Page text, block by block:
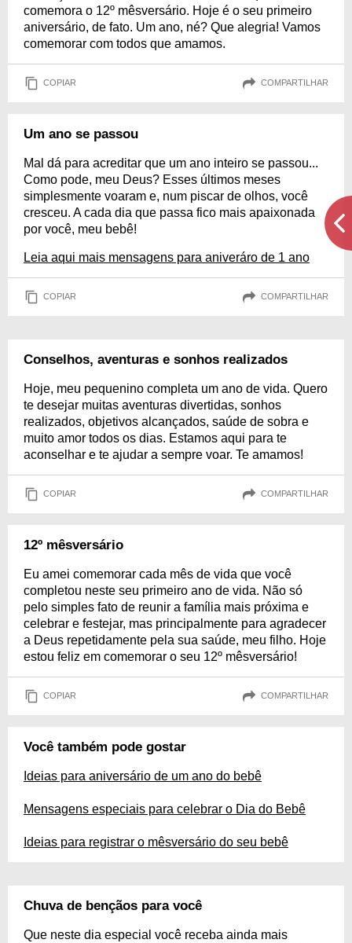
comemora o 12º mêsversário. Hoje é o seu primeiro
aniversário, de fato. Um ano, né? Que alegria! Vamos
comemorar com todos que amamos.
COPIAR COMPARTILHAR
Um ano se passou
Mal dá para acreditar que um ano inteiro se passou...
Como pode, meu Deus? Esses últimos meses
simplesmente voaram e, num piscar de olhos, você
cresceu. A cada dia que passa fico mais apaixonada
por você, meu bebê!
Leia aqui mais mensagens para aniveráro de 1 ano
COPIAR COMPARTILHAR
Conselhos, aventuras e sonhos realizados
Hoje, meu pequenino completa um ano de vida. Quero
te desejar muitas aventuras divertidas, sonhos
realizados, objetivos alcançados, saúde de sobra e
muito amor todos os dias. Estamos aqui para te
aconselhar e te ajudar a sempre voar. Te amamos!
COPIAR COMPARTILHAR
12º mêsversário
Eu amei comemorar cada mês de vida que você
completou neste seu primeiro ano de vida. Não só
pelo simples fato de reunir a família mais próxima e
celebrar e festejar, mas principalmente para agradecer
a Deus repetidamente pela sua saúde, meu filho. Hoje
estou feliz em comemorar o seu 12º mêsversário!
COPIAR COMPARTILHAR
Você também pode gostar
Ideias para aniversário de um ano do bebê
Mensagens especiais para celebrar o Dia do Bebê
Ideias para registrar o mêsversário do seu bebê
Chuva de bençãos para você
Que neste dia especial você receba ainda mais